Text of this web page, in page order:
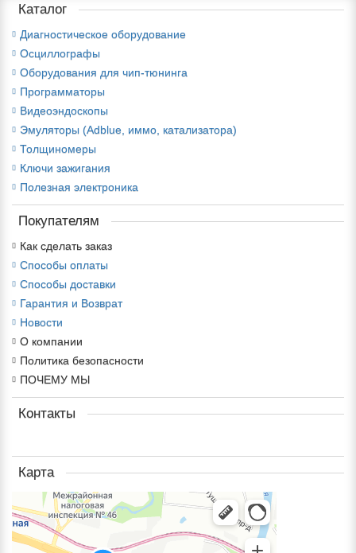
Каталог
Диагностическое оборудование
Осциллографы
Оборудования для чип-тюнинга
Программаторы
Видеоэндоскопы
Эмуляторы (Adblue, иммо, катализатора)
Толщиномеры
Ключи зажигания
Полезная электроника
Покупателям
Как сделать заказ
Способы оплаты
Способы доставки
Гарантия и Возврат
Новости
О компании
Политика безопасности
ПОЧЕМУ МЫ
Контакты
Карта